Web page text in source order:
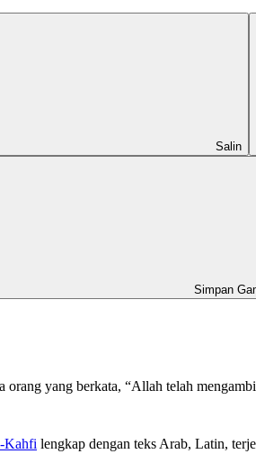
Salin
Simpan
yang berkata, “Allah telah
Kahfi lengkap dengan teks Arab, Latin,